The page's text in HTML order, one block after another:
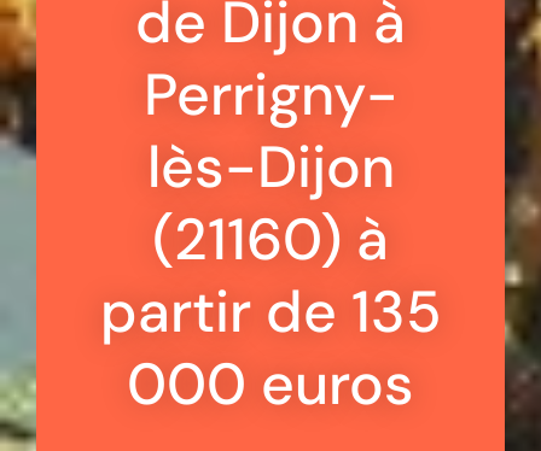
de Dijon à
Perrigny-
lès-Dijon
(21160) à
partir de 135
000 euros